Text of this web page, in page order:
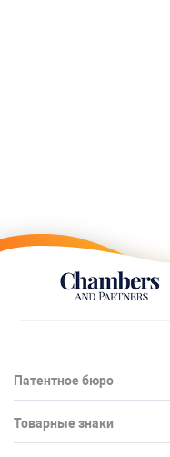
Патентное бюро
Товарные знаки